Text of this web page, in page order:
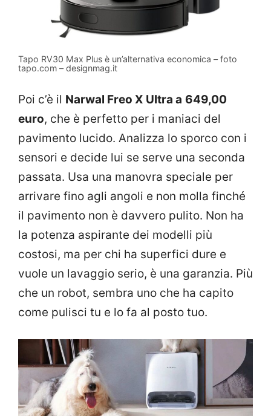
Tapo RV30 Max Plus è un’alternativa economica – foto
tapo.com – designmag.it
Poi c’è il Narwal Freo X Ultra a 649,00
euro, che è perfetto per i maniaci del
pavimento lucido. Analizza lo sporco con i
sensori e decide lui se serve una seconda
passata. Usa una manovra speciale per
arrivare fino agli angoli e non molla finché
il pavimento non è davvero pulito. Non ha
la potenza aspirante dei modelli più
costosi, ma per chi ha superfici dure e
vuole un lavaggio serio, è una garanzia. Più
che un robot, sembra uno che ha capito
come pulisci tu e lo fa al posto tuo.